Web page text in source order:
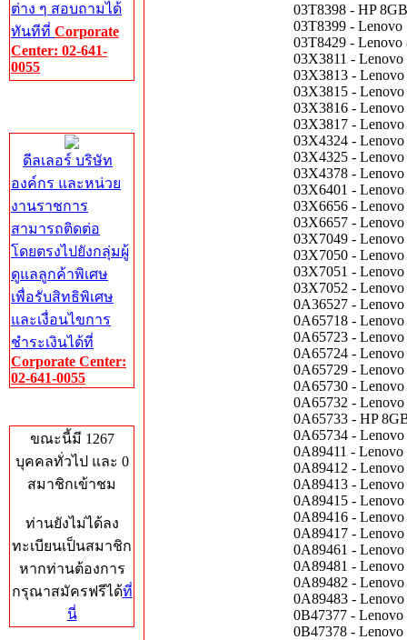
ต่าง ๆ สอบถามได้
ทันทีที่ Corporate
Center: 02-641-
0055
ดีลเลอร์ บริษัท
องค์กร และหน่วย
งานราชการ
สามารถติดต่อ
โดยตรงไปยังกลุ่มผู้
ดูแลลูกค้าพิเศษ
เพื่อรับสิทธิพิเศษ
และเงื่อนไขการ
ชำระเงินได้ที่
Corporate Center:
02-641-0055
ขณะนี้มี 1267
บุคคลทั่วไป และ 0
สมาชิกเข้าชม
ท่านยังไม่ได้ลง
ทะเบียนเป็นสมาชิก
หากท่านต้องการ
กรุณาสมัครฟรีได้ที่
นี่
03T8398 - HP
03T8399 -
03T8429 -
03X3811 -
03X3813 -
03X3815 -
03X3816 -
03X3817 -
03X4324 -
03X4325 -
03X4378 -
03X6401 -
03X6656 -
03X6657 -
03X7049 -
03X7050 -
03X7051 -
03X7052 -
0A36527 -
0A65718 -
0A65723 -
0A65724 -
0A65729 -
0A65730 -
0A65732 -
0A65733 - HP
0A65734 -
0A89411 -
0A89412 -
0A89413 -
0A89415 -
0A89416 -
0A89417 -
0A89461 -
0A89481 -
0A89482 -
0A89483 -
0B47377 -
0B47378 -